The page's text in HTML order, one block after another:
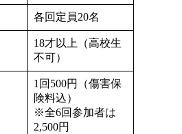
各回定員20名
18才以上（高校生
不可）
1回500円（傷害保
険料込）
※全6回参加者は
2,500円